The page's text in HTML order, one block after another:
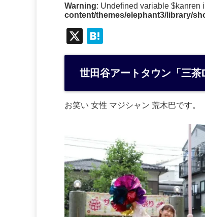
Warning: Undefined variable $kanren
content/themes/elephant3/library/
X
at
e
n
a
世田谷アートタウン「三
お笑い 女性 マジシャン 荒木巴です。